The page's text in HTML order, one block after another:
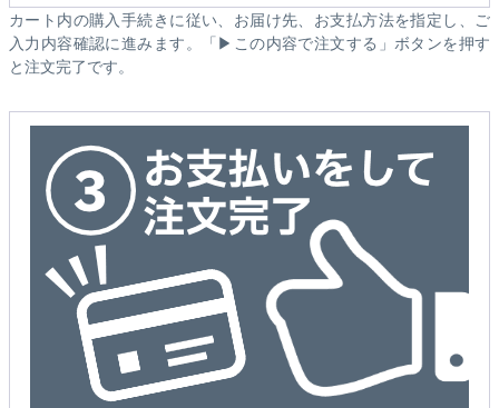
カート内の購入手続きに従い、お届け先、お支払方法を指定し、ご
入力内容確認に進みます。「▶この内容で注文する」ボタンを押す
と注文完了です。